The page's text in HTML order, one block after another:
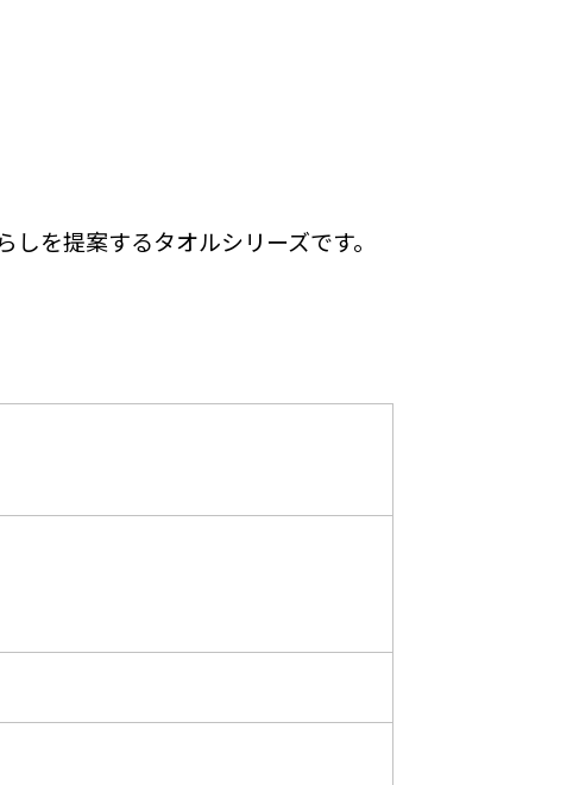
を提案するタオルシリーズです。